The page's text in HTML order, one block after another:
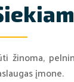
žinoma,
įmone.